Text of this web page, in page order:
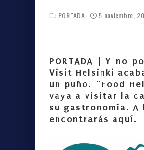
PORTADA 5 noviembre,
PORTADA | Y no
Visit Helsinki
un puño. “Food
vaya a visitar la
su gastronomía.
encontrarás aquí.